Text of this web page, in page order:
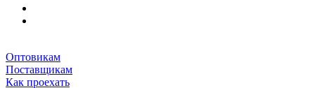
Оптовикам
Поставщикам
Как проехать